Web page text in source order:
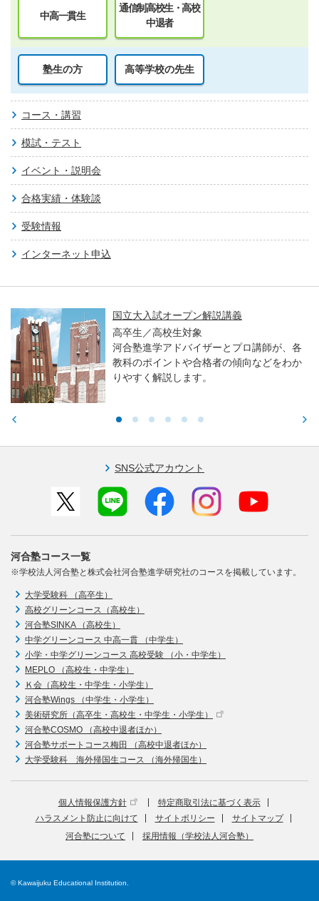
中高一貫生
通信制高校生・高校
中退者
塾生の方 高等学校の先生
コース・講習
模試・テスト
イベント・説明会
合格実績・体験談
受験情報
インターネット申込
国立大入試オープン解説講義
高卒生／高校生対象
河合塾進学アドバイザーとプロ講師が、各
教科のポイントや合格者の傾向などをわか
りやすく解説します。
SNS公式アカウント
河合塾コース一覧
※学校法人河合塾と株式会社河合塾進学研究社のコースを掲載しています。
大学受験科 （高卒生）
高校グリーンコース（高校生）
河合塾SINKA （高校生）
中学グリーンコース 中高一貫 （中学生）
小学・中学グリーンコース 高校受験 （小・中学生）
MEPLO （高校生・中学生）
Ｋ会（高校生・中学生・小学生）
河合塾Wings （中学生・小学生）
美術研究所（高卒生・高校生・中学生・小学生）
河合塾COSMO （高校中退者ほか）
河合塾サポートコース梅田 （高校中退者ほか）
大学受験科 海外帰国生コース （海外帰国生）
個人情報保護方針
特定商取引法に基づく表示
ハラスメント防止に向けて
サイトポリシー
サイトマップ
河合塾について
採用情報（学校法人河合塾）
© Kawaijuku Educational Institution.